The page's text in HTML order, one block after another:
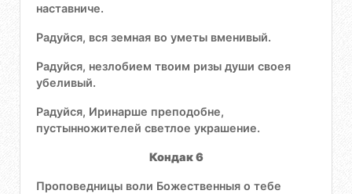
наставниче.
Радуйся, вся земная во уметы вменивый.
Радуйся, незлобием твоим ризы души своея
убеливый.
Радуйся, Иринарше преподобне,
пустынножителей светлое украшение.
Кондак 6
Проповедницы воли Божественныя о тебе